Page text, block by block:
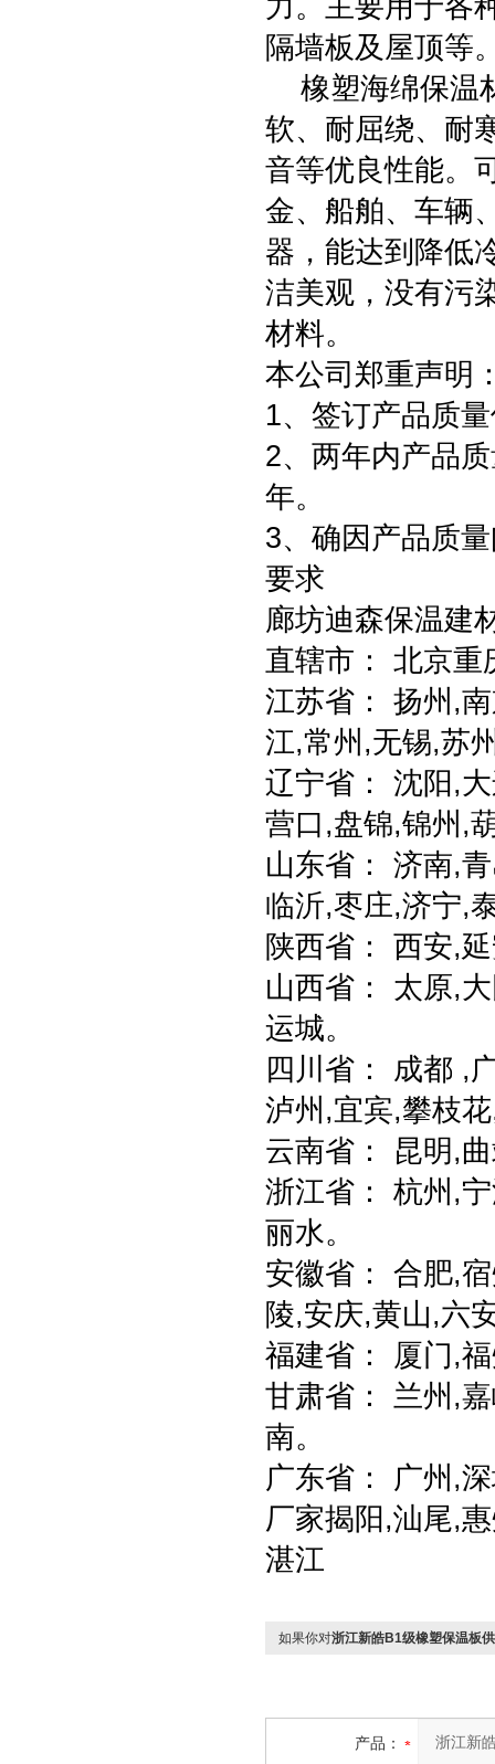
力。主要用于各
隔墙板及屋顶等
橡塑海绵保温
软、耐屈绕、耐
音等优良性能。
金、船舶、车辆
器，能达到降低
洁美观，没有污
材料。
本公司郑重声明
1、签订产品质
2、两年内产品
年。
3、确因产品质
要求
廊坊迪森保温建
直辖市： 北京重
江苏省： 扬州,
江,常州,无锡,苏
辽宁省： 沈阳,
营口,盘锦,锦州,
山东省： 济南,
临沂,枣庄,济宁,
陕西省： 西安,
山西省： 太原,
运城。
四川省： 成都 ,
泸州,宜宾,攀枝
云南省： 昆明,
浙江省： 杭州,
丽水。
安徽省： 合肥,
陵,安庆,黄山,六
福建省： 厦门,
甘肃省： 兰州,
南。
广东省： 广州,
厂家揭阳,汕尾,
湛江
如果你对浙江新皓B1级橡塑保温板
产品：